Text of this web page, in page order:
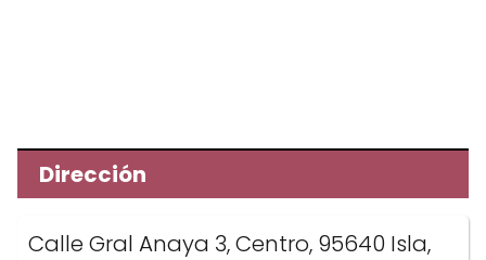
Dirección
Calle Gral Anaya 3, Centro, 95640 Isla,